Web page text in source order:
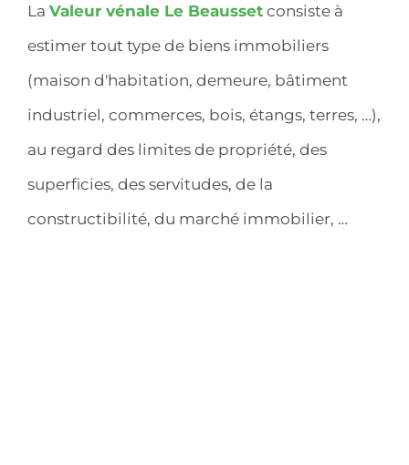
La Valeur vénale Le Beausset consiste à
estimer tout type de biens immobiliers
(maison d'habitation, demeure, bâtiment
industriel, commerces, bois, étangs, terres, …),
au regard des limites de propriété, des
superficies, des servitudes, de la
constructibilité, du marché immobilier, …